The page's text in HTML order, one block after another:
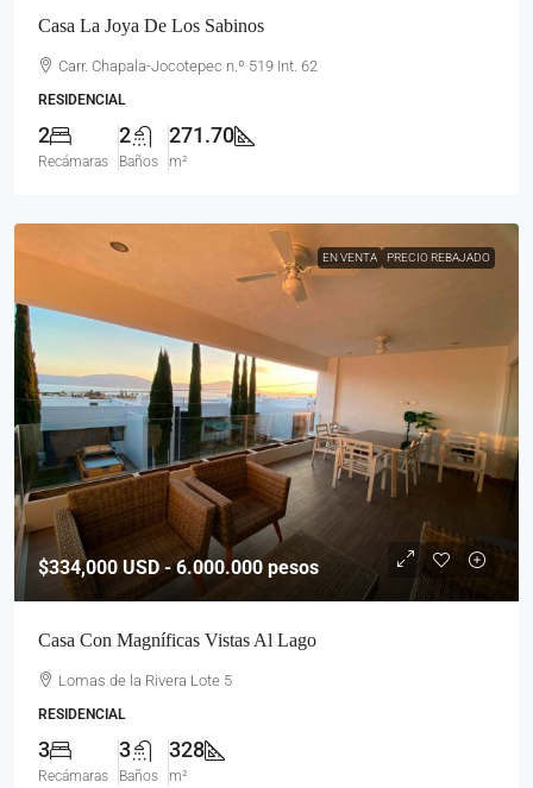
Casa La Joya De Los Sabinos
Carr. Chapala-Jocotepec n.º 519 Int. 62
RESIDENCIAL
2
Recámaras
2
Baños
271.70
m²
EN VENTA PRECIO REBAJADO
$334,000 USD - 6.000.000 pesos
Casa Con Magníficas Vistas Al Lago
Lomas de la Rivera Lote 5
RESIDENCIAL
3
Recámaras
3
Baños
328
m²